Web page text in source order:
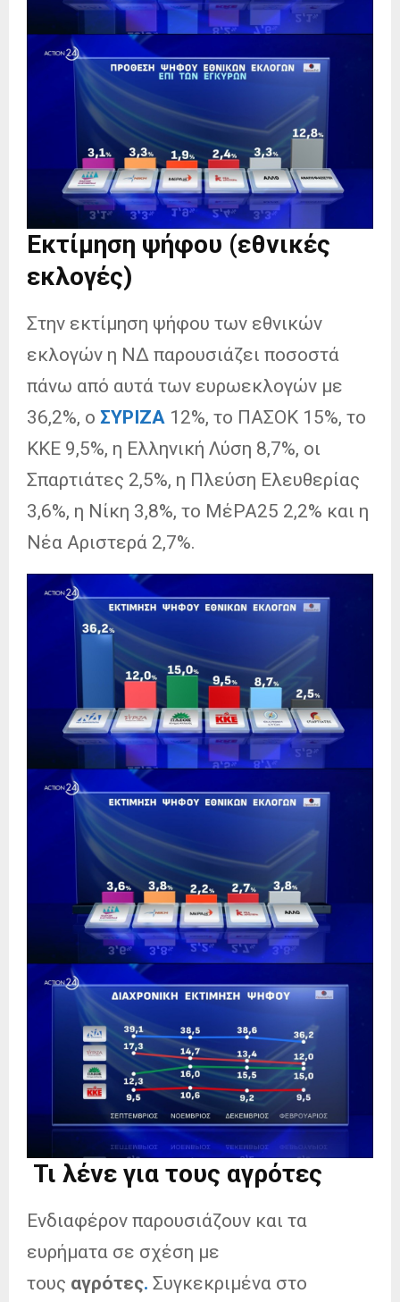
Εκτίμηση ψήφου (εθνικές
εκλογές)
Στην εκτίμηση ψήφου των εθνικών
εκλογών η ΝΔ παρουσιάζει ποσοστά
πάνω από αυτά των ευρωεκλογών με
36,2%, ο ΣΥΡΙΖΑ 12%, το ΠΑΣΟΚ 15%, το
ΚΚΕ 9,5%, η Ελληνική Λύση 8,7%, οι
Σπαρτιάτες 2,5%, η Πλεύση Ελευθερίας
3,6%, η Νίκη 3,8%, το ΜέΡΑ25 2,2% και η
Νέα Αριστερά 2,7%.
Τι λένε για τους αγρότες
Ενδιαφέρον παρουσιάζουν και τα
ευρήματα σε σχέση με
τους αγρότες. Συγκεκριμένα στο